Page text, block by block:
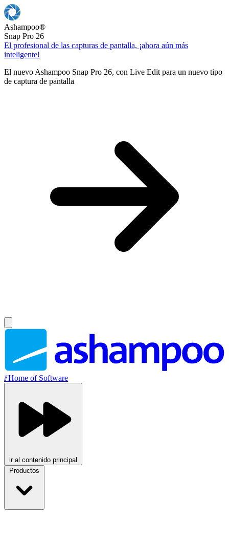
Ashampoo®
Snap Pro 26
El profesional de las capturas de pantalla, ¡ahora aún más
inteligente!
El nuevo Ashampoo Snap Pro 26, con Live Edit para un nuevo tipo
de captura de pantalla
//Home of Software
ir al contenido principal
Productos